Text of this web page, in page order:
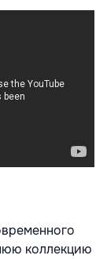
коллекцию